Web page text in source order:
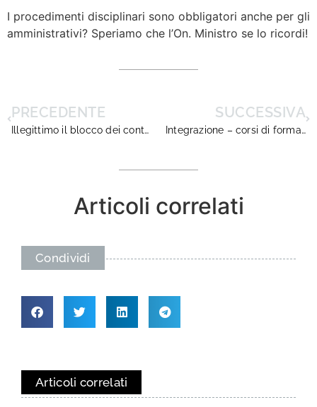
I procedimenti disciplinari sono obbligatori anche per gli
amministrativi? Speriamo che l’On. Ministro se lo ricordi!
PRECEDENTE
Illegittimo il blocco dei contratti
SUCCESSIVA
Integrazione – corsi di formazione per neo assunti e dirigenti gia’ in servizio
Articoli correlati
Condividi
Articoli correlati